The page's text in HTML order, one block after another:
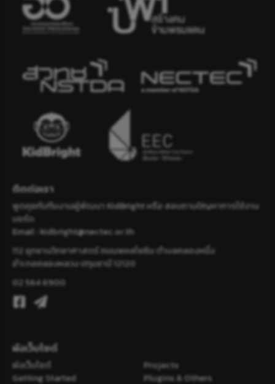
ติดต่อเรา
พูดคุยกับทีมงานผู้พัฒนา KidBright หรือ สอบถามปัญหาการใช้งาน
บอร์ด
Email : kidbright@nectec.or.th
112 อุทยานวิทยาศาสตร์ ถนนพหลโยธิน ตำบลคลองหนึ่ง
อำเภอคลองหลวง ปทุมธานี 12120
02 564 6900
ผังเว็บไซต์
ผังเว็บไซต์
Getting Started
Projects
Plugins & Others